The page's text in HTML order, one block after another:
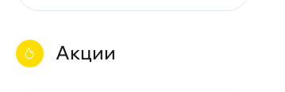
Акции